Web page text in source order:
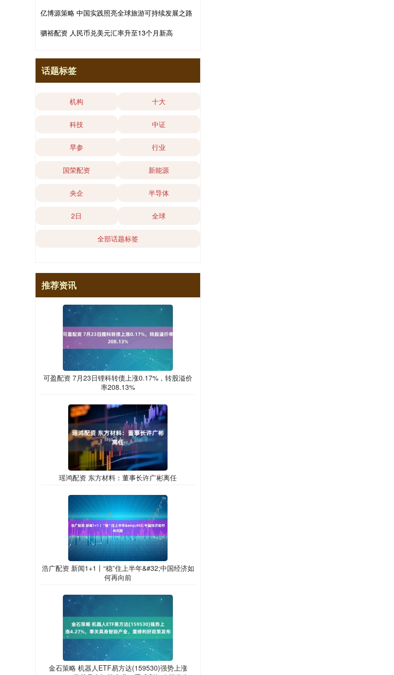
亿博源策略 中国实践照亮全球旅游可持续发展之路
驷裕配资 人民币兑美元汇率升至13个月新高
话题标签
机构 十大
科技 中证
早参 行业
国荣配资 新能源
央企 半导体
2日 全球
全部话题标签
推荐资讯
可盈配资 7月23日锂科转债上涨0.17%，转股溢价
率208.13%
瑶鸿配资 东方材料：董事长许广彬离任
浩广配资 新闻1+1丨“稳”住上半年&#32;中国经济如
何再向前
金石策略 机器人ETF易方达(159530)强势上涨